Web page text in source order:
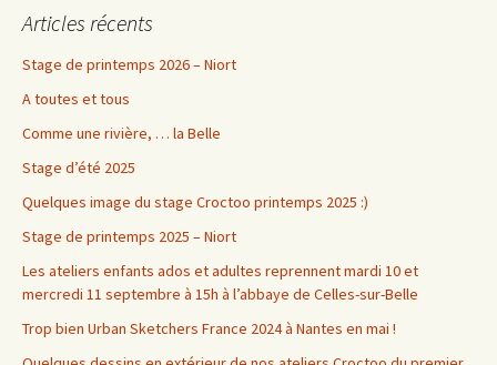
Articles récents
Stage de printemps 2026 – Niort
A toutes et tous
Comme une rivière, … la Belle
Stage d’été 2025
Quelques image du stage Croctoo printemps 2025 :)
Stage de printemps 2025 – Niort
Les ateliers enfants ados et adultes reprennent mardi 10 et
mercredi 11 septembre à 15h à l’abbaye de Celles-sur-Belle
Trop bien Urban Sketchers France 2024 à Nantes en mai !